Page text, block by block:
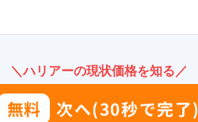
＼ハリアーの現状価格を知る／
無料 次へ(30秒で完了)